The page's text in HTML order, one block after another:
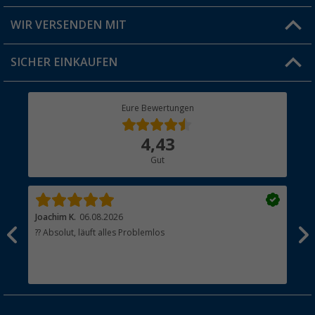
Jobs & Karriere
Versandinformationen
Rücksendung
WIR VERSENDEN MIT
SICHER EINKAUFEN
Eure Bewertungen
4,43
Gut
Joachim K. 06.08.2026
?? Absolut, läuft alles Problemlos